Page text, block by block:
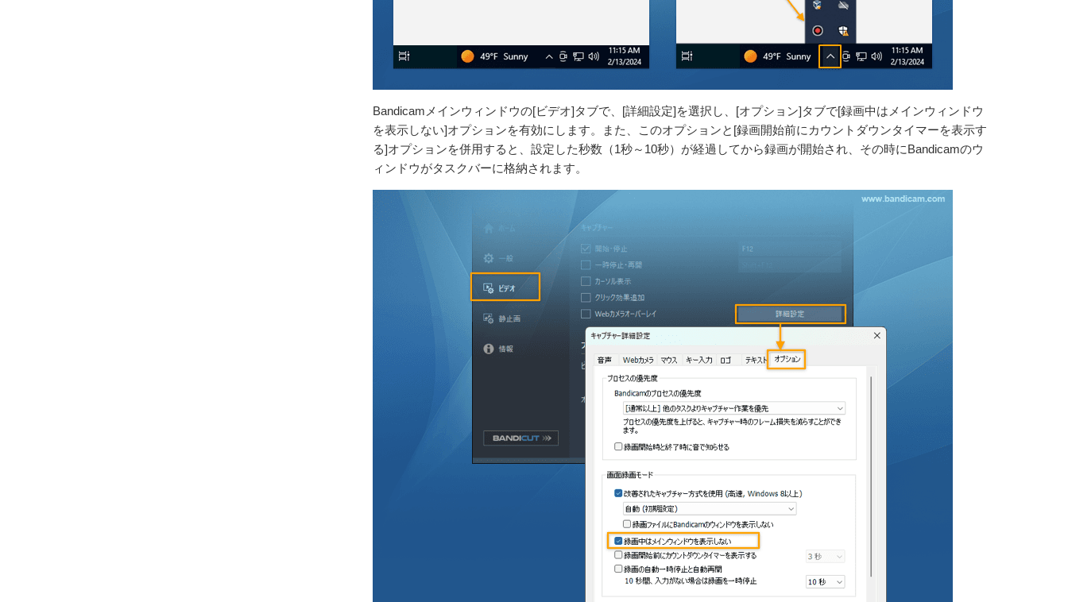
Bandicamメインウィンドウの[ビデオ]タブで、[詳細設定]を選択し、[オプション]タブで[録画中はメインウィンドウ
を表示しない]オプションを有効にします。また、このオプションと[録画開始前にカウントダウンタイマーを表示す
る]オプションを併用すると、設定した秒数（1秒～10秒）が経過してから録画が開始され、その時にBandicamのウ
ィンドウがタスクバーに格納されます。